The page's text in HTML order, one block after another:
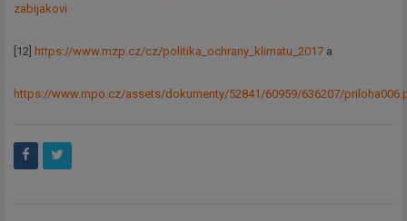
zabijakovi
[12] https://www.mzp.cz/cz/politika_ochrany_klimatu_2017 a
https://www.mpo.cz/assets/dokumenty/52841/60959/636207/